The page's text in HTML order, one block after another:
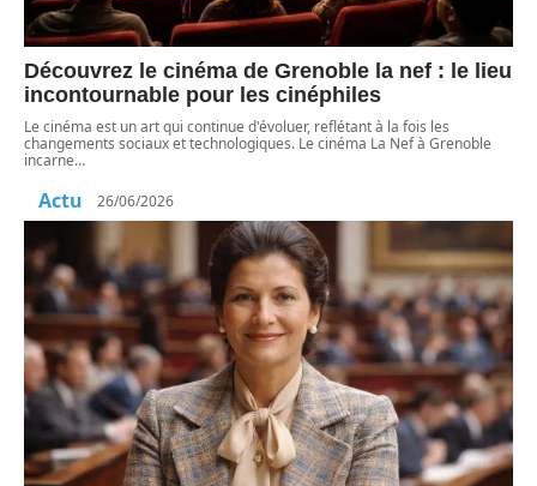
Découvrez le cinéma de Grenoble la nef : le lieu
incontournable pour les cinéphiles
Le cinéma est un art qui continue d'évoluer, reflétant à la fois les
changements sociaux et technologiques. Le cinéma La Nef à Grenoble
incarne…
Actu 26/06/2026